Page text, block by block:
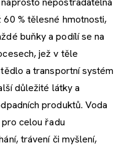
% tělesné hmotnosti,
buňky a podílí se na
jež v těle
a transportní systém
důležité látky a
produktů. Voda
celou řadu
trávení či myšlení,